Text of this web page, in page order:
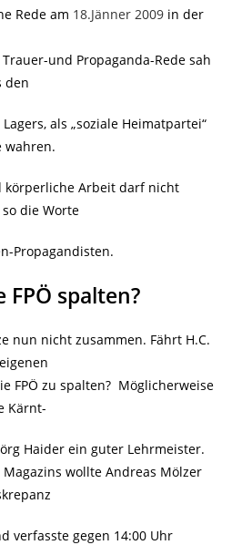
Rede am 18.Jänner 2009 in der
und Propaganda-Rede sah
den
als „soziale Heimatpartei“
wahren.
körperliche Arbeit darf nicht
die Worte
Propagandisten.
FPÖ spalten?
nun nicht zusammen. Fährt H.C.
FPÖ zu spalten? Möglicherweise
Kärnt-
Haider ein guter Lehrmeister.
wollte Andreas Mölzer
verfasste gegen 14:00 Uhr